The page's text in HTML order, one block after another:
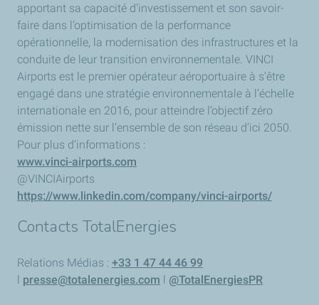
apportant sa capacité d’investissement et son savoir-
faire dans l’optimisation de la performance
opérationnelle, la modernisation des infrastructures et la
conduite de leur transition environnementale. VINCI
Airports est le premier opérateur aéroportuaire à s’être
engagé dans une stratégie environnementale à l’échelle
internationale en 2016, pour atteindre l’objectif zéro
émission nette sur l’ensemble de son réseau d’ici 2050.
Pour plus d’informations :
www.vinci-airports.com
@VINCIAirports
https://www.linkedin.com/company/vinci-airports/
Contacts TotalEnergies
Relations Médias : +33 1 47 44 46 99
l presse@totalenergies.com l @TotalEnergiesPR